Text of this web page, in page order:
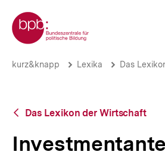
zum
Seiteninhalt
springen
Zur Startseite der bpb
Investmentanteil
Brotkrümelnavigation
Pfadnavigation
kurz&knapp Lexika Das
Zurück
Übersicht
Das Lexikon der Wirtschaft